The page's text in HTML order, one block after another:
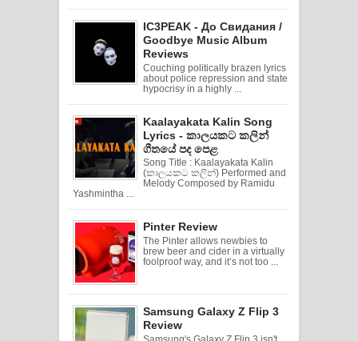
IC3PEAK - До Свидания /
Goodbye Music Album
Reviews
Couching politically brazen lyrics
about police repression and state
hypocrisy in a highly ...
Kaalayakata Kalin Song
Lyrics - කාලයකට කලින්
ගීතයේ පද පෙළ
Song Title : Kaalayakata Kalin
(කාලයකට කලින්) Performed and
Melody Composed by Ramidu
Yashmintha ...
Pinter Review
The Pinter allows newbies to
brew beer and cider in a virtually
foolproof way, and it’s not too ...
Samsung Galaxy Z Flip 3
Review